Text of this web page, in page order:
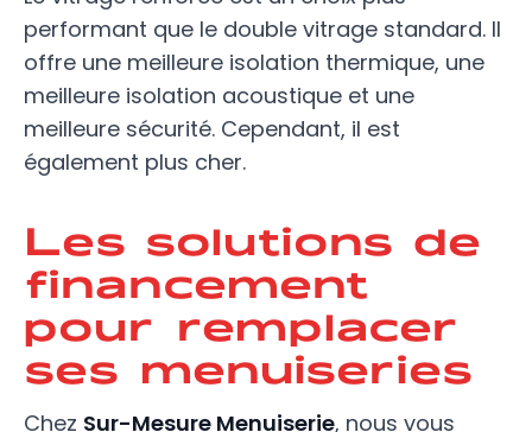
performant que le double vitrage standard. Il
offre une meilleure isolation thermique, une
meilleure isolation acoustique et une
meilleure sécurité. Cependant, il est
également plus cher.
Les solutions de
financement
pour remplacer
ses menuiseries
Chez Sur-Mesure Menuiserie, nous vous